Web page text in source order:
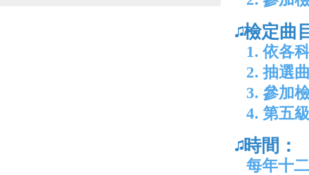
檢定曲
1. 依各
2. 抽選
3. 參加
4. 第五
時間：
每年十